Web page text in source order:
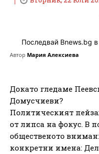
Последвай Bnews.bg в
Автор Мария Алексиева
Докато гледаме
Домусчиеви?
Политическият
от липса на фокус. В
общественото
конкретни имена: